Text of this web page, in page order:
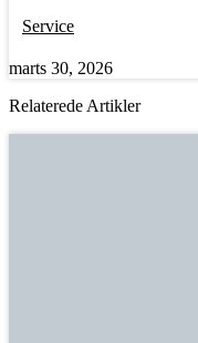
Service
marts 30, 2026
Relaterede Artikler